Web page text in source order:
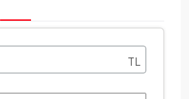
TL